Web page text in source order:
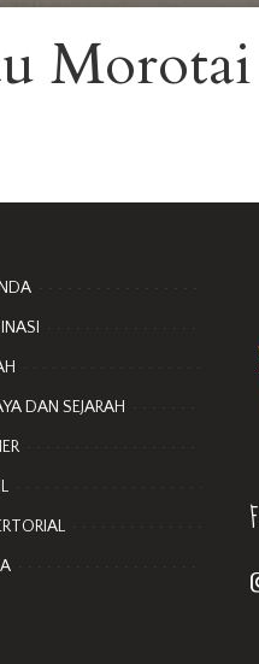
Morotai
DAN SEJARAH